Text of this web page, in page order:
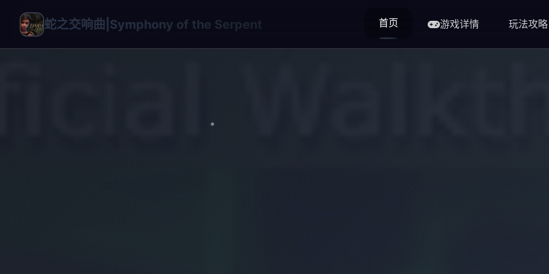
蛇之交响曲|Symphony of the Serpent 首页 游戏详情 玩法攻略